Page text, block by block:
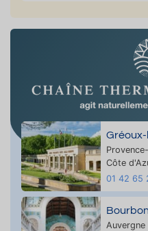
Côte
01 42 65
Auvergne